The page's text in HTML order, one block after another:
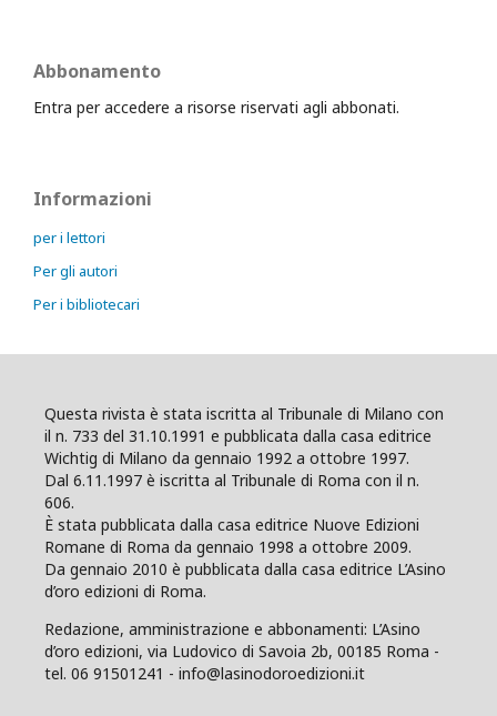
Abbonamento
Entra per accedere a risorse riservati agli abbonati.
Informazioni
per i lettori
Per gli autori
Per i bibliotecari
Questa rivista è stata iscritta al Tribunale di Milano con
il n. 733 del 31.10.1991 e pubblicata dalla casa editrice
Wichtig di Milano da gennaio 1992 a ottobre 1997.
Dal 6.11.1997 è iscritta al Tribunale di Roma con il n.
606.
È stata pubblicata dalla casa editrice Nuove Edizioni
Romane di Roma da gennaio 1998 a ottobre 2009.
Da gennaio 2010 è pubblicata dalla casa editrice L’Asino
d’oro edizioni di Roma.
Redazione, amministrazione e abbonamenti: L’Asino
d’oro edizioni, via Ludovico di Savoia 2b, 00185 Roma -
tel. 06 91501241 - info@lasinodoroedizioni.it